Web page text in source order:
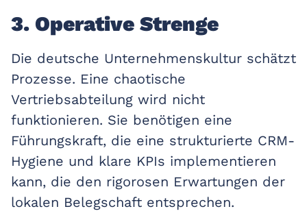
3. Operative Strenge
Die deutsche Unternehmenskultur schätzt
Prozesse. Eine chaotische
Vertriebsabteilung wird nicht
funktionieren. Sie benötigen eine
Führungskraft, die eine strukturierte CRM-
Hygiene und klare KPIs implementieren
kann, die den rigorosen Erwartungen der
lokalen Belegschaft entsprechen.